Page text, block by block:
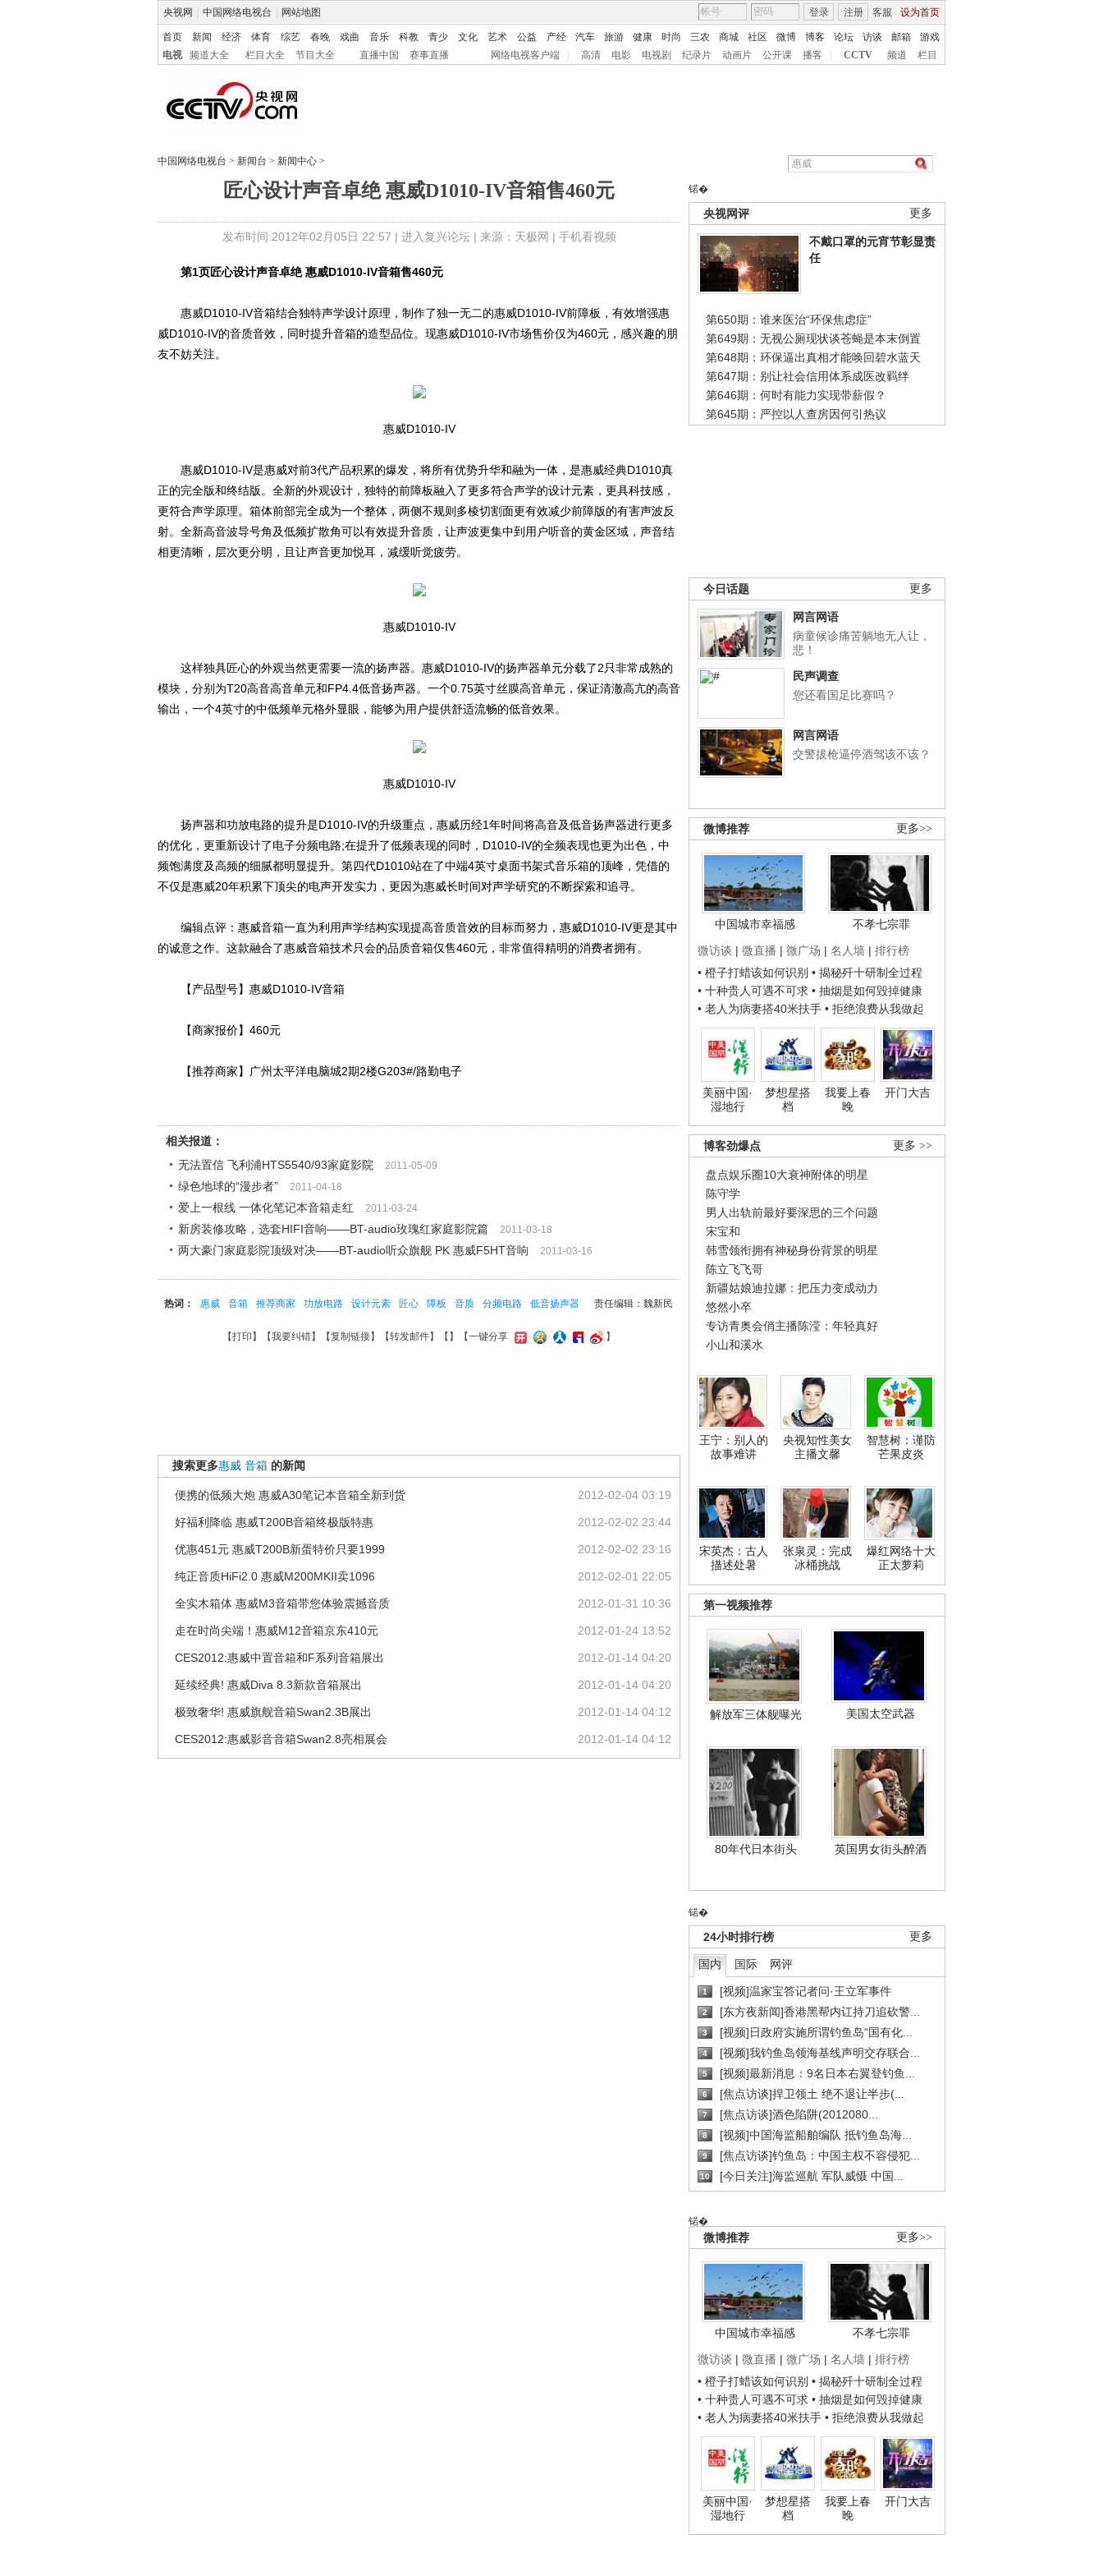
央视网 中国网络电视台 网站地图 客服 设为首页
登录 注册
首页 新闻 经济 体育 综艺 春晚 戏曲 音乐 科教 青少 文化 艺术 公益 产经 汽车 旅游 健康 时尚 三农 商城 社区 微博 博客 论坛 访谈 邮箱
游戏
电视
频道大全 栏目大全 节目大全 直播中国 赛事直播 网络电视客户端 高清 电影 电视剧 纪录片 动画片 公开课 播客 CCTV 频道 栏目
中国网络电视台 > 新闻台 > 新闻中心 >
匠心设计声音卓绝 惠威D1010-IV音箱售460元
发布时间:2012年02月05日 22:57 | 进入复兴论坛| 来源：天极网 | 手机看视频
锘�
更多
央视网评
不戴口罩的元宵节彰显责
任
第650期：谁来医治“环保焦虑症”
第649期：无视公厕现状谈苍蝇是本末倒置
第648期：环保逼出真相才能唤回碧水蓝天
第647期：别让社会信用体系成医改羁绊
第646期：何时有能力实现带薪假？
第645期：严控以人查房因何引热议
更多
今日话题
网言网语
病童候诊痛苦躺地无人让，
悲！
民声调查
您还看国足比赛吗？
网言网语
交警拔枪逼停酒驾该不该？
更多>>
微博推荐
中国城市幸福感
不孝七宗罪
微访谈 | 微直播 | 微广场 | 名人墙 | 排行榜
• 橙子打蜡该如何识别 • 揭秘歼十研制全过程
• 十种贵人可遇不可求 • 抽烟是如何毁掉健康
• 老人为病妻搭40米扶手 • 拒绝浪费从我做起
美丽中国·
湿地行
梦想星搭
档
我要上春
晚
开门大吉
更多 >>
博客劲爆点
盘点娱乐圈10大衰神附体的明星
陈守学
男人出轨前最好要深思的三个问题
宋宝和
韩雪领衔拥有神秘身份背景的明星
陈立飞飞哥
新疆姑娘迪拉娜：把压力变成动力
悠然小卒
专访青奥会俏主播陈滢：年轻真好
小山和溪水
王宁：别人的
故事难讲
央视知性美女
主播文馨
智慧树：谨防
芒果皮炎
宋英杰：古人
描述处暑
张泉灵：完成
冰桶挑战
爆红网络十大
正太萝莉
第一视频推荐
解放军三体舰曝光 美国太空武器
80年代日本街头 英国男女街头醉酒
锘�
更多
24小时排行榜
国内 国际 网评
1 [视频]温家宝答记者问·王立军事件
2 [东方夜新闻]香港黑帮内讧持刀追砍警...
3 [视频]日政府实施所谓钓鱼岛“国有化...
4 [视频]我钓鱼岛领海基线声明交存联合...
5 [视频]最新消息：9名日本右翼登钓鱼...
6 [焦点访谈]捍卫领土 绝不退让半步(...
7 [焦点访谈]酒色陷阱(2012080...
8 [视频]中国海监船舶编队 抵钓鱼岛海...
9 [焦点访谈]钓鱼岛：中国主权不容侵犯...
10 [今日关注]海监巡航 军队威慑 中国...
锘�
更多>>
微博推荐
中国城市幸福感
不孝七宗罪
微访谈 | 微直播 | 微广场 | 名人墙 | 排行榜
• 橙子打蜡该如何识别 • 揭秘歼十研制全过程
• 十种贵人可遇不可求 • 抽烟是如何毁掉健康
• 老人为病妻搭40米扶手 • 拒绝浪费从我做起
美丽中国·
湿地行
梦想星搭
档
我要上春
晚
开门大吉
第1页匠心设计声音卓绝 惠威D1010-IV音箱售460元
惠威D1010-IV音箱结合独特声学设计原理，制作了独一无二的惠威D1010-IV前障板，有效增强惠
威D1010-IV的音质音效，同时提升音箱的造型品位。现惠威D1010-IV市场售价仅为460元，感兴趣的朋
友不妨关注。
惠威D1010-IV
惠威D1010-IV是惠威对前3代产品积累的爆发，将所有优势升华和融为一体，是惠威经典D1010真
正的完全版和终结版。全新的外观设计，独特的前障板融入了更多符合声学的设计元素，更具科技感，
更符合声学原理。箱体前部完全成为一个整体，两侧不规则多棱切割面更有效减少前障版的有害声波反
射。全新高音波导号角及低频扩散角可以有效提升音质，让声波更集中到用户听音的黄金区域，声音结
相更清晰，层次更分明，且让声音更加悦耳，减缓听觉疲劳。
惠威D1010-IV
这样独具匠心的外观当然更需要一流的扬声器。惠威D1010-IV的扬声器单元分载了2只非常成熟的
模块，分别为T20高音高音单元和FP4.4低音扬声器。一个0.75英寸丝膜高音单元，保证清澈高亢的高音
输出，一个4英寸的中低频单元格外显眼，能够为用户提供舒适流畅的低音效果。
惠威D1010-IV
扬声器和功放电路的提升是D1010-IV的升级重点，惠威历经1年时间将高音及低音扬声器进行更多
的优化，更重新设计了电子分频电路;在提升了低频表现的同时，D1010-IV的全频表现也更为出色，中
频饱满度及高频的细腻都明显提升。第四代D1010站在了中端4英寸桌面书架式音乐箱的顶峰，凭借的
不仅是惠威20年积累下顶尖的电声开发实力，更因为惠威长时间对声学研究的不断探索和追寻。
编辑点评：惠威音箱一直为利用声学结构实现提高音质音效的目标而努力，惠威D1010-IV更是其中
的诚意之作。这款融合了惠威音箱技术只会的品质音箱仅售460元，非常值得精明的消费者拥有。
【产品型号】惠威D1010-IV音箱
【商家报价】460元
【推荐商家】广州太平洋电脑城2期2楼G203#/路勤电子
相关报道：
无法置信 飞利浦HTS5540/93家庭影院
2011-05-09
绿色地球的“漫步者” 2011-04-18
爱上一根线 一体化笔记本音箱走红 2011-03-24
新房装修攻略，选套HIFI音响――BT-audio玫瑰红家庭影院篇 2011-03-18
两大豪门家庭影院顶级对决——BT-audio听众旗舰 PK 惠威F5HT音响 2011-03-16
责任编辑：魏新民
热词： 惠威 音箱 推荐商家 功放电路 设计元素 匠心 障板 音质 分频电路 低音扬声器
【打印 】【我要纠错】【复制链接】【转发邮件】【 】 【一键分享 】
搜索更多惠威 音箱 的新闻
2012-02-04 03:19
便携的低频大炮 惠威A30笔记本音箱全新到货
2012-02-02 23:44
好福利降临 惠威T200B音箱终极版特惠
2012-02-02 23:16
优惠451元 惠威T200B新蛋特价只要1999
2012-02-01 22:05
纯正音质HiFi2.0 惠威M200MKII卖1096
2012-01-31 10:36
全实木箱体 惠威M3音箱带您体验震撼音质
2012-01-24 13:52
走在时尚尖端！惠威M12音箱京东410元
2012-01-14 04:20
CES2012:惠威中置音箱和F系列音箱展出
2012-01-14 04:20
延续经典! 惠威Diva 8.3新款音箱展出
2012-01-14 04:12
极致奢华! 惠威旗舰音箱Swan2.3B展出
2012-01-14 04:12
CES2012:惠威影音音箱Swan2.8亮相展会